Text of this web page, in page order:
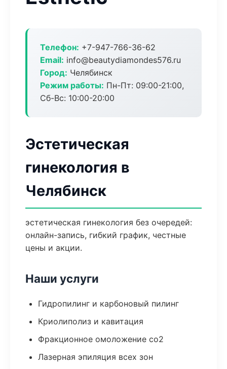
Телефон: +7-947-766-36-62
Email: info@beautydiamondes576.ru
Город: Челябинск
Режим работы: Пн-Пт: 09:00-21:00,
Сб-Вс: 10:00-20:00
Эстетическая
гинекология в
Челябинск
эстетическая гинекология без очередей:
онлайн-запись, гибкий график, честные
цены и акции.
Наши услуги
Гидропилинг и карбоновый пилинг
Криолиполиз и кавитация
Фракционное омоложение co2
Лазерная эпиляция всех зон